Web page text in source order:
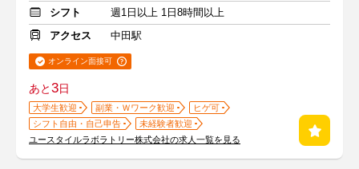
シフト
週1日以上 1日8時間以上
アクセス
中田駅
オンライン面接可
あと3日
大学生歓迎 副業・Ｗワーク歓迎
ヒゲ可
シフト自由・自己申告
未経験者歓迎
ユースタイルラボラトリー株式会社の求人一覧を見る